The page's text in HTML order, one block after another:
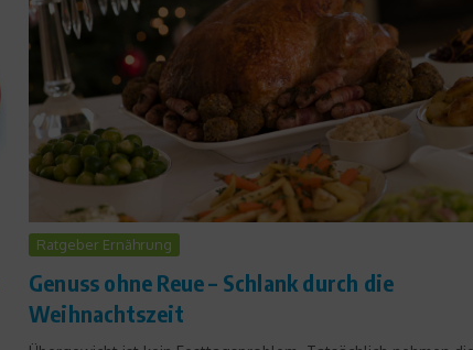
Ratgeber Ernährung
Genuss ohne Reue – Schlank durch die
Weihnachtszeit